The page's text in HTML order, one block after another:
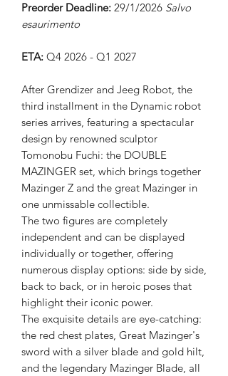
Preorder Deadline: 29/1/2026 Salvo
esaurimento
ETA: Q4 2026 - Q1 2027
After Grendizer and Jeeg Robot, the
third installment in the Dynamic robot
series arrives, featuring a spectacular
design by renowned sculptor
Tomonobu Fuchi: the DOUBLE
MAZINGER set, which brings together
Mazinger Z and the great Mazinger in
one unmissable collectible.
The two figures are completely
independent and can be displayed
individually or together, offering
numerous display options: side by side,
back to back, or in heroic poses that
highlight their iconic power.
The exquisite details are eye-catching:
the red chest plates, Great Mazinger's
sword with a silver blade and gold hilt,
and the legendary Mazinger Blade, all